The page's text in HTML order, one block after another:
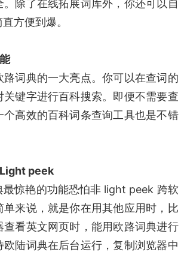
除了在线拓展词库外，你还可以自
方便到爆。
路词典的一大亮点。你可以在查词的
关键字进行百科搜索。即便不需要查
个高效的百科词条查询工具也是不错
peek
最惊艳的功能恐怕非 light peek 跨软
单来说，就是你在用其他应用时，比
查看英文网页时，能用欧路词典进行
欧陆词典在后台运行，复制浏览器中